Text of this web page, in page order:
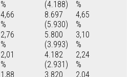
%
(4.188)
%
4,66
%
8.697
(5.930)
4,65
%
2,76
%
5.800
(3.993)
3,10
%
2,01
%
4.182
(2.931)
2,24
%
1,88
3.820
2,04